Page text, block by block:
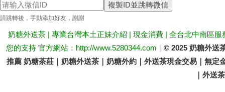
送
複製ID並跳轉微信
請跳轉後，手動添加好友，謝謝
奶糖外送茶 | 專業台灣本土正妹介紹 | 現金消費 | 全台北中南區
您的支持 官方網站：http://www.5280344.com | © 2025 奶糖外送
推薦 奶糖茶莊｜奶糖外送茶｜奶糖外約｜外送茶現金交易｜無
｜外送